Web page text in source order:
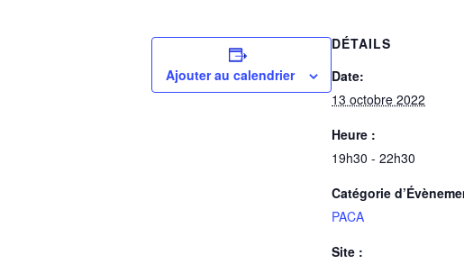
Ajouter au calendrier
DÉTAILS
Date:
13 octobre 2022
Heure :
19h30 - 22h30
Catégorie
PACA
Site :